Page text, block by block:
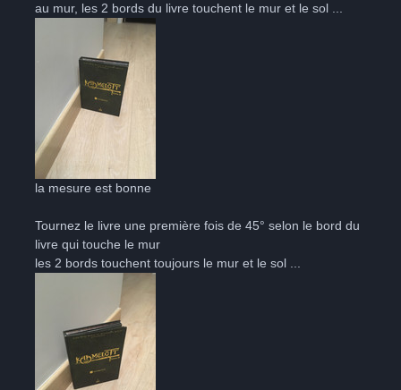
au mur, les 2 bords du livre touchent le mur et le sol ...
la mesure est bonne
Tournez le livre une première fois de 45° selon le bord du
livre qui touche le mur
les 2 bords touchent toujours le mur et le sol ...